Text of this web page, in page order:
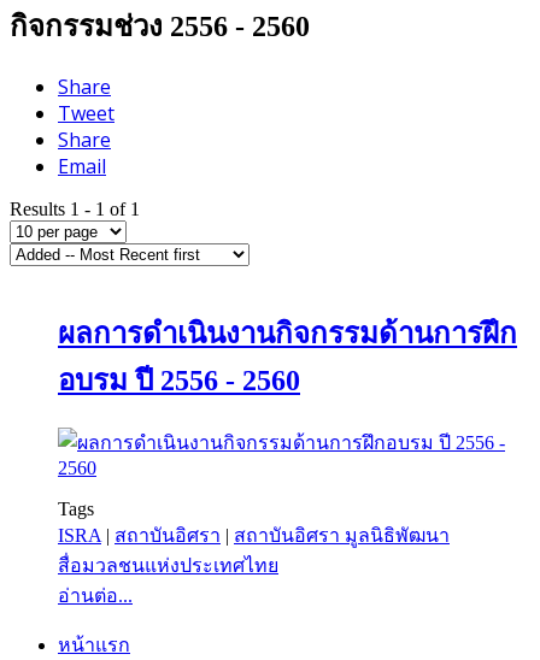
กิจกรรมช่วง 2556 - 2560
Share
Tweet
Share
Email
Results 1 - 1 of 1
ผลการดำเนินงานกิจกรรมด้านการฝึก
อบรม ปี 2556 - 2560
Tags
ISRA | สถาบันอิศรา | สถาบันอิศรา มูลนิธิพัฒนา
สื่อมวลชนแห่งประเทศไทย
อ่านต่อ...
หน้าแรก